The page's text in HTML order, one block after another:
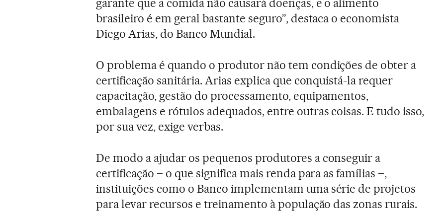
garante que a comida não causará doenças, e o alimento
brasileiro é em geral bastante seguro”, destaca o economista
Diego Arias, do Banco Mundial.
O problema é quando o produtor não tem condições de obter a
certificação sanitária. Arias explica que conquistá-la requer
capacitação, gestão do processamento, equipamentos,
embalagens e rótulos adequados, entre outras coisas. E tudo isso,
por sua vez, exige verbas.
De modo a ajudar os pequenos produtores a conseguir a
certificação – o que significa mais renda para as famílias –,
instituições como o Banco implementam uma série de projetos
para levar recursos e treinamento à população das zonas rurais.